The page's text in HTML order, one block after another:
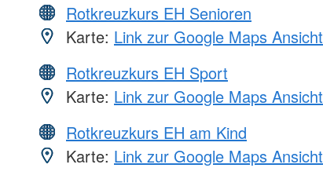
Rotkreuzkurs EH Senioren
Karte: Link zur Google Maps Ansicht
Rotkreuzkurs EH Sport
Karte: Link zur Google Maps Ansicht
Rotkreuzkurs EH am Kind
Karte: Link zur Google Maps Ansicht